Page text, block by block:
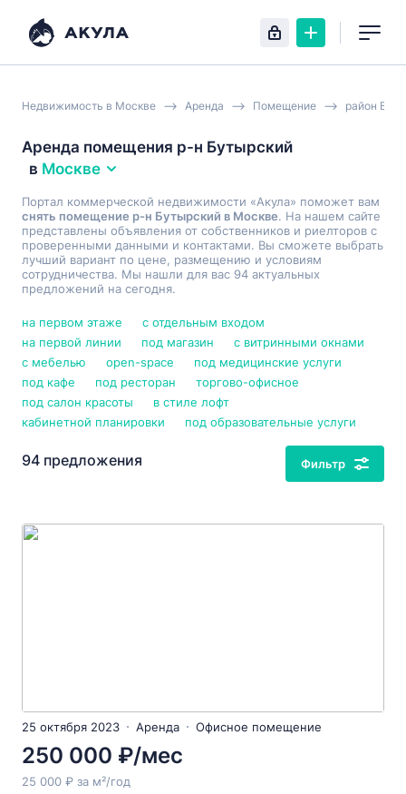
Недвижимость в Москве Аренда Помещение район
Аренда помещения р-н Бутырский
в Москве
Портал коммерческой недвижимости «Акула» поможет вам
снять помещение р-н Бутырский в Москве. На нашем сайте
представлены объявления от собственников и риелторов с
проверенными данными и контактами. Вы сможете выбрать
лучший вариант по цене, размещению и условиям
сотрудничества. Мы нашли для вас 94 актуальных
предложений на сегодня.
на первом этаже
с отдельным входом
на первой линии
под магазин
с витринными окнами
с мебелью
open-space
под медицинские услуги
под кафе
под ресторан
торгово-офисное
под салон красоты
в стиле лофт
кабинетной планировки
под образовательные услуги
94 предложения Фильтр
25 октября 2023 Аренда Офисное помещение
250 000 ₽/мес
25 000 ₽ за м²/год